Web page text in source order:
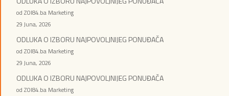
od ZOI84.ba Marketing
29 Juna, 2026
ODLUKA O IZBORU NAJPOVOLJNIJEG PONUĐAČA
od ZOI84.ba Marketing
29 Juna, 2026
ODLUKA O IZBORU NAJPOVOLJNIJEG PONUĐAČA
od ZOI84.ba Marketing